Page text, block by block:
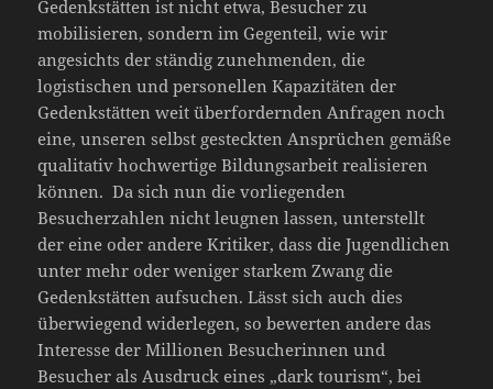
Gedenkstätten ist nicht etwa, Besucher zu
mobilisieren, sondern im Gegenteil, wie wir
angesichts der ständig zunehmenden, die
logistischen und personellen Kapazitäten der
Gedenkstätten weit überfordernden Anfragen noch
eine, unseren selbst gesteckten Ansprüchen gemäße
qualitativ hochwertige Bildungsarbeit realisieren
können. Da sich nun die vorliegenden
Besucherzahlen nicht leugnen lassen, unterstellt
der eine oder andere Kritiker, dass die Jugendlichen
unter mehr oder weniger starkem Zwang die
Gedenkstätten aufsuchen. Lässt sich auch dies
überwiegend widerlegen, so bewerten andere das
Interesse der Millionen Besucherinnen und
Besucher als Ausdruck eines „dark tourism“, bei